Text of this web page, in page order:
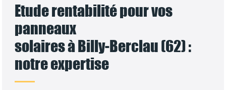
Etude rentabilité pour vos
panneaux
solaires à Billy-Berclau (62) :
notre expertise